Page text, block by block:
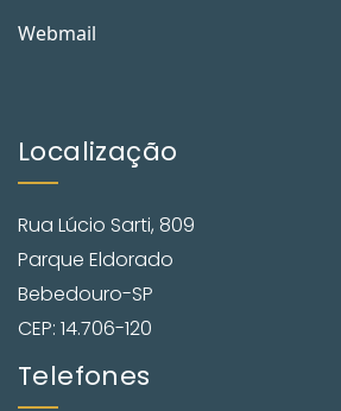
Webmail
Localização
Rua Lúcio Sarti, 809
Parque Eldorado
Bebedouro-SP
CEP: 14.706-120
Telefones